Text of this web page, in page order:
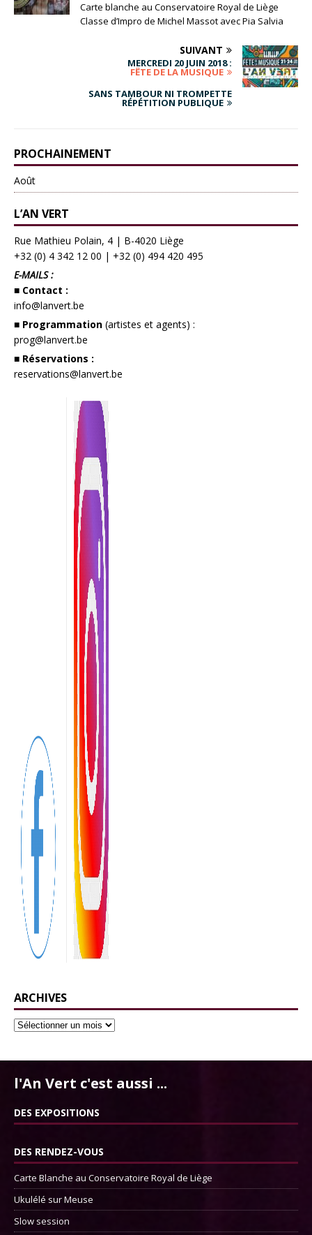
Carte blanche au Conservatoire Royal de Liège
Classe d’Impro de Michel Massot avec Pia Salvia
SUIVANT
MERCREDI 20 JUIN 2018 :
FÊTE DE LA MUSIQUE
SANS TAMBOUR NI TROMPETTE
RÉPÉTITION PUBLIQUE
PROCHAINEMENT
Août
L’AN VERT
Rue Mathieu Polain, 4 | B-4020 Liège
+32 (0) 4 342 12 00 | +32 (0) 494 420 495
E-MAILS :
■ Contact :
info@lanvert.be
■ Programmation (artistes et agents) :
prog@lanvert.be
■ Réservations :
reservations@lanvert.be
ARCHIVES
l'An Vert c'est aussi ...
DES EXPOSITIONS
DES RENDEZ-VOUS
Carte Blanche au Conservatoire Royal de Liège
Ukulélé sur Meuse
Slow session